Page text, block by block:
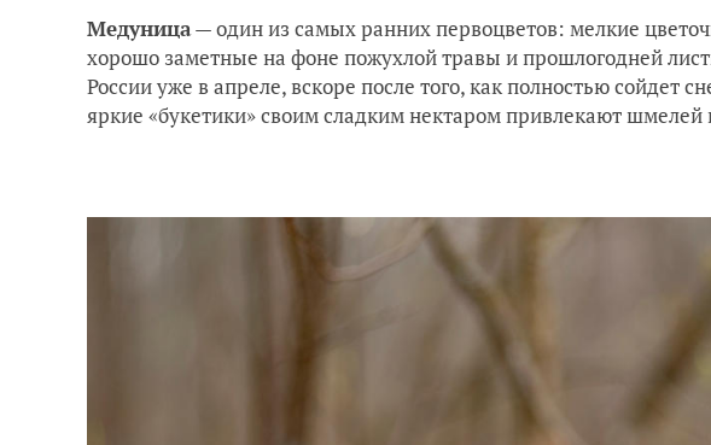
Медуница— один из самых ранних первоцветов: мелкие
хорошо заметные на фоне пожухлой травы и прошлогодней
России уже в апреле, вскоре после того, как полностью сойдет
яркие «букетики» своим сладким нектаром привлекают